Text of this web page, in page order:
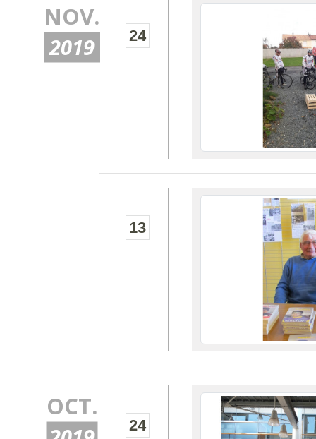
NOV.
2019 24
13
OCT.
24